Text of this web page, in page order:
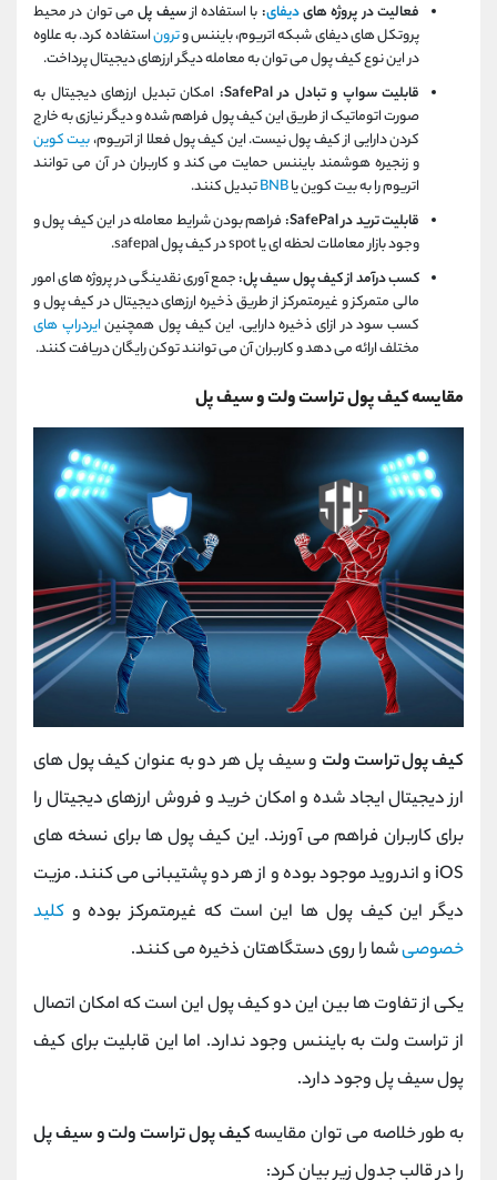
فعالیت در پروژه هایدیفای: با استفاده ازسیف پلمی توان در محیط
پروتکل های دیفای شبکه اتریوم، بایننس وتروناستفاده کرد. به علاوه
در این نوع کیف پول می توان به معامله دیگر ارزهای دیجیتال پرداخت.
قابلیت سواپ و تبادل در SafePal:
امکان تبدیل ارزهای دیجیتال به
صورت اتوماتیک از طریق این کیف پول فراهم شده و دیگر نیازی به خارج
کردن دارایی از کیف پول نیست. این کیف پول فعلا از اتریوم،بیت کوین
و زنجیره هوشمند بایننس حمایت می کند و کاربران در آن می توانند
اتریوم را به بیت کوین یاBNBتبدیل کنند.
قابلیت ترید در SafePal:
فراهم بودن شرایط معامله در این کیف پول و
وجود بازار معاملات لحظه ای یا spot در کیف پول safepal.
کسب درآمد از کیف پول سیف پل:جمع آوری نقدینگی در پروژه های امور
مالی متمرکز و غیرمتمرکز از طریق ذخیره ارزهای دیجیتال در کیف پول و
کسب سود در ازای ذخیره دارایی. این کیف پول همچنینایردراپ های
مختلف ارائه می دهد و کاربران آن می توانند توکن رایگان دریافت کنند.
مقایسه کیف پول تراست ولت و سیف پل
کیف پول تراست ولت و سیف پل هر دو به عنوان کیف پول های
ارز دیجیتال ایجاد شده و امکان خرید و فروش ارزهای دیجیتال را
برای کاربران فراهم می آورند. این کیف پول ها برای نسخه های
iOS و اندروید موجود بوده و از هر دو پشتیبانی می کنند. مزیت
دیگر این کیف پول ها این است که غیرمتمرکز بوده و کلید
خصوصیشما را روی دستگاهتان ذخیره می ‌کنند.
یکی از تفاوت ها بین این دو کیف پول این است که امکان اتصال
از تراست ولت به بایننس وجود ندارد. اما این قابلیت برای کیف
پول سیف پل وجود دارد.
به طور خلاصه می توان مقایسهکیف پول تراست ولت و سیف پل
را در قالب جدول زیر بیان کرد: